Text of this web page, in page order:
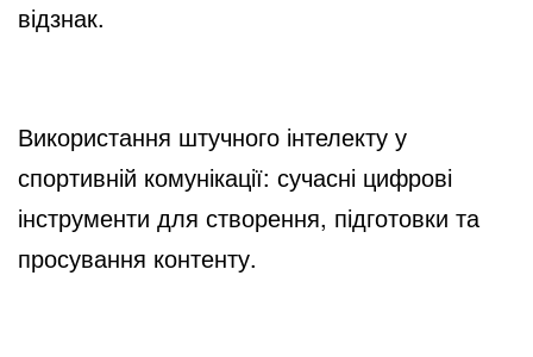
відзнак.
Використання штучного інтелекту у
спортивній комунікації: сучасні цифрові
інструменти для створення, підготовки та
просування контенту.